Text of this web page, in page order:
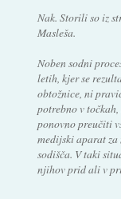
Nak. Storili so iz
Masleša.
Noben sodni
letih, kjer se
obtožnice, ni
potrebno v
ponovno preučiti
medijski aparat
sodišča. V taki
njihov prid ali v